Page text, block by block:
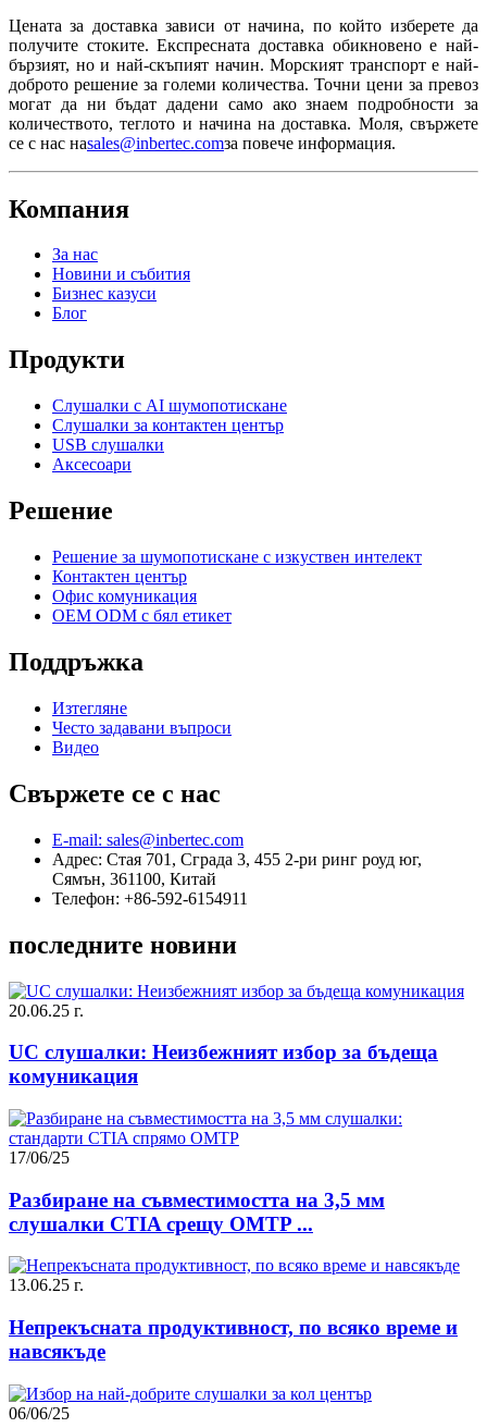
Цената за доставка зависи от начина, по който изберете да
получите стоките. Експресната доставка обикновено е най-
бързият, но и най-скъпият начин. Морският транспорт е най-
доброто решение за големи количества. Точни цени за превоз
могат да ни бъдат дадени само ако знаем подробности за
количеството, теглото и начина на доставка. Моля, свържете
се с нас наsales@inbertec.comза повече информация.
Компания
За нас
Новини и събития
Бизнес казуси
Блог
Продукти
Слушалки с AI шумопотискане
Слушалки за контактен център
USB слушалки
Аксесоари
Решение
Решение за шумопотискане с изкуствен интелект
Контактен център
Офис комуникация
OEM ODM с бял етикет
Поддръжка
Изтегляне
Често задавани въпроси
Видео
Свържете се с нас
E-mail: sales@inbertec.com
Адрес: Стая 701, Сграда 3, 455 2-ри ринг роуд юг,
Сямън, 361100, Китай
Телефон: +86-592-6154911
последните новини
20.06.25 г.
UC слушалки: Неизбежният избор за бъдеща
комуникация
17/06/25
Разбиране на съвместимостта на 3,5 мм
слушалки CTIA срещу OMTP ...
13.06.25 г.
Непрекъсната продуктивност, по всяко време и
навсякъде
06/06/25